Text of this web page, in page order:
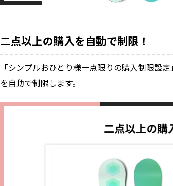
二点以上の購入を自動で制限！
「シンプルおひとり様一点限りの購入制限設
を自動で制限します。